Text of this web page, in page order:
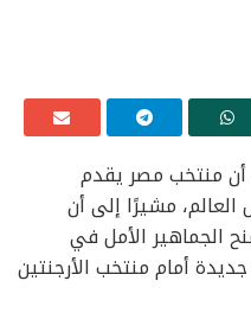
أن منتخب مصر يقدم
مشيرًا إلى أن
الجماهير الأمل في
أمام منتخب الأرجنتين